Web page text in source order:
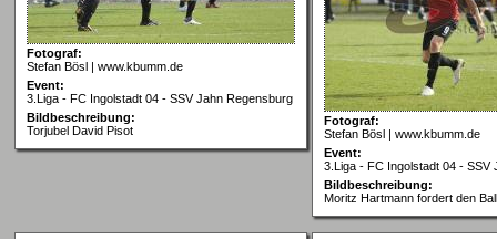
Fotograf:
Stefan Bösl | www.kbumm.de
Event:
3.Liga - FC Ingolstadt 04 - SSV Jahn Regensburg
Bildbeschreibung:
Torjubel David Pisot
Fotograf:
Stefan Bösl | www.kbumm.de
Event:
3.Liga - FC Ingolstadt 04 - SSV
Bildbeschreibung:
Moritz Hartmann fordert den Ball